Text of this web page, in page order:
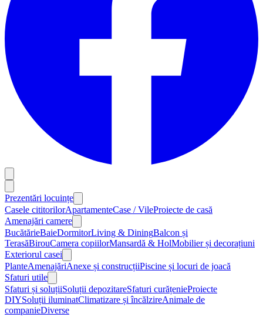
Prezentări locuințe
Casele cititorilorApartamenteCase / VileProiecte de casă
Amenajări camere
BucătărieBaieDormitorLiving & DiningBalcon și
TerasăBirouCamera copiilorMansardă & HolMobilier și decorațiuni
Exteriorul casei
PlanteAmenajăriAnexe și construcțiiPiscine și locuri de joacă
Sfaturi utile
Sfaturi și soluțiiSoluții depozitareSfaturi curățenieProiecte
DIYSoluții iluminatClimatizare și încălzireAnimale de
companieDiverse